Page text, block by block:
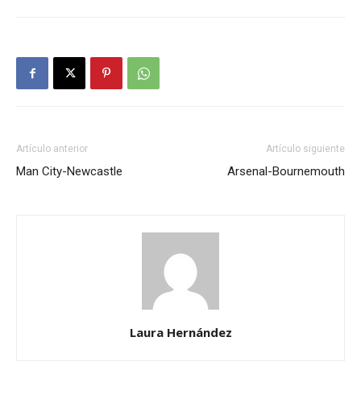
Artículo anterior
Man City-Newcastle
Artículo siguiente
Arsenal-Bournemouth
Laura Hernández